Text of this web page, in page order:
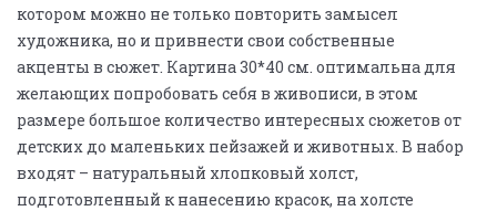
котором можно не только повторить замысел
художника, но и привнести свои собственные
акценты в сюжет. Картина 30*40 см. оптимальна для
желающих попробовать себя в живописи, в этом
размере большое количество интересных сюжетов от
детских до маленьких пейзажей и животных. В набор
входят – натуральный хлопковый холст,
подготовленный к нанесению красок, на холсте